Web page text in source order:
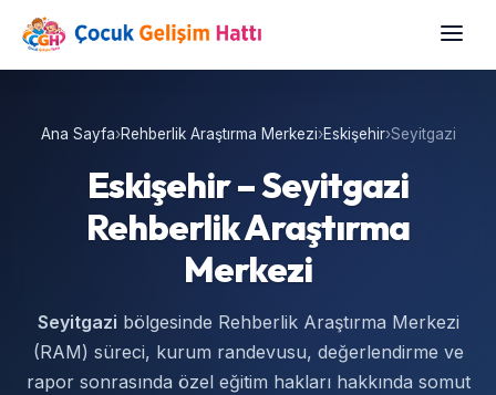
Ana Sayfa›Rehberlik Araştırma Merkezi›Eskişehir›Seyitgazi
Eskişehir – Seyitgazi
Rehberlik Araştırma
Merkezi
Seyitgazi bölgesinde Rehberlik Araştırma Merkezi
(RAM) süreci, kurum randevusu, değerlendirme ve
rapor sonrasında özel eğitim hakları hakkında somut